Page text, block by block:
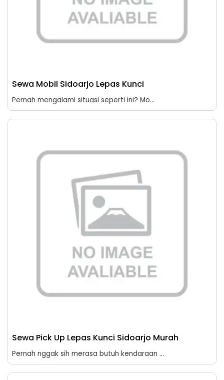
Sewa Mobil Sidoarjo Lepas Kunci
Pernah mengalami situasi seperti ini? Mo...
Sewa Pick Up Lepas Kunci Sidoarjo Murah
Pernah nggak sih merasa butuh kendaraan ...